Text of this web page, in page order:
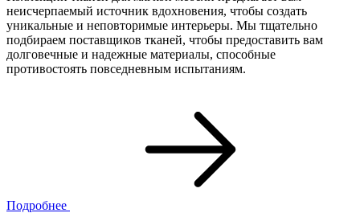
неисчерпаемый источник вдохновения, чтобы создать
уникальные и неповторимые интерьеры. Мы тщательно
подбираем поставщиков тканей, чтобы предоставить вам
долговечные и надежные материалы, способные
противостоять повседневным испытаниям.
Подробнее